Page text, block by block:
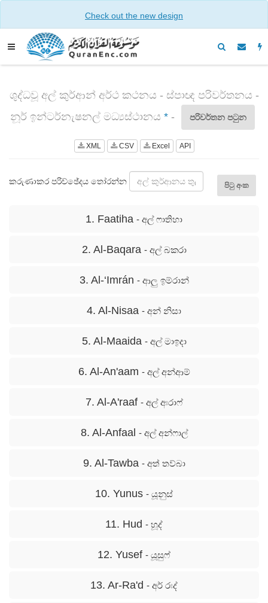
Check out the new design
ශුද්ධවූ අල් කුර්ආන් අර්ථ කථනය - ස්පාඥ පරිවර්තනය -
නූර් ඉන්ටර්නැෂනල් මධ්‍යස්ථානය *- පරිවර්තන පටුන
XML CSV Excel API
කරුණාකර පරිච්ඡේදය තෝරන්න පිටු අංක
1. Faatiha - අල් ෆාතිහා
2. Al-Baqara - අල් බකරා
3. Al-‘Imrán - ආලු ඉම්රාන්
4. Al-Nisaa - අන් නිසා
5. Al-Maaida - අල් මාඉදා
6. Al-An'aam - අල් අන්ආම්
7. Al-A'raaf - අල් අඃරාෆ්
8. Al-Anfaal - අල් අන්ෆාල්
9. Al-Tawba - අත් තව්බා
10. Yunus - යූනුස්
11. Hud - හූද්
12. Yusef - යූසුෆ්
13. Ar-Ra'd - අර් රඃද්